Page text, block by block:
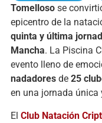
Tomelloso se
epicentro de la
quinta y última
Mancha. La Piscina
evento
lleno de
nadadores de 25
en una jornada única
El Club Natación